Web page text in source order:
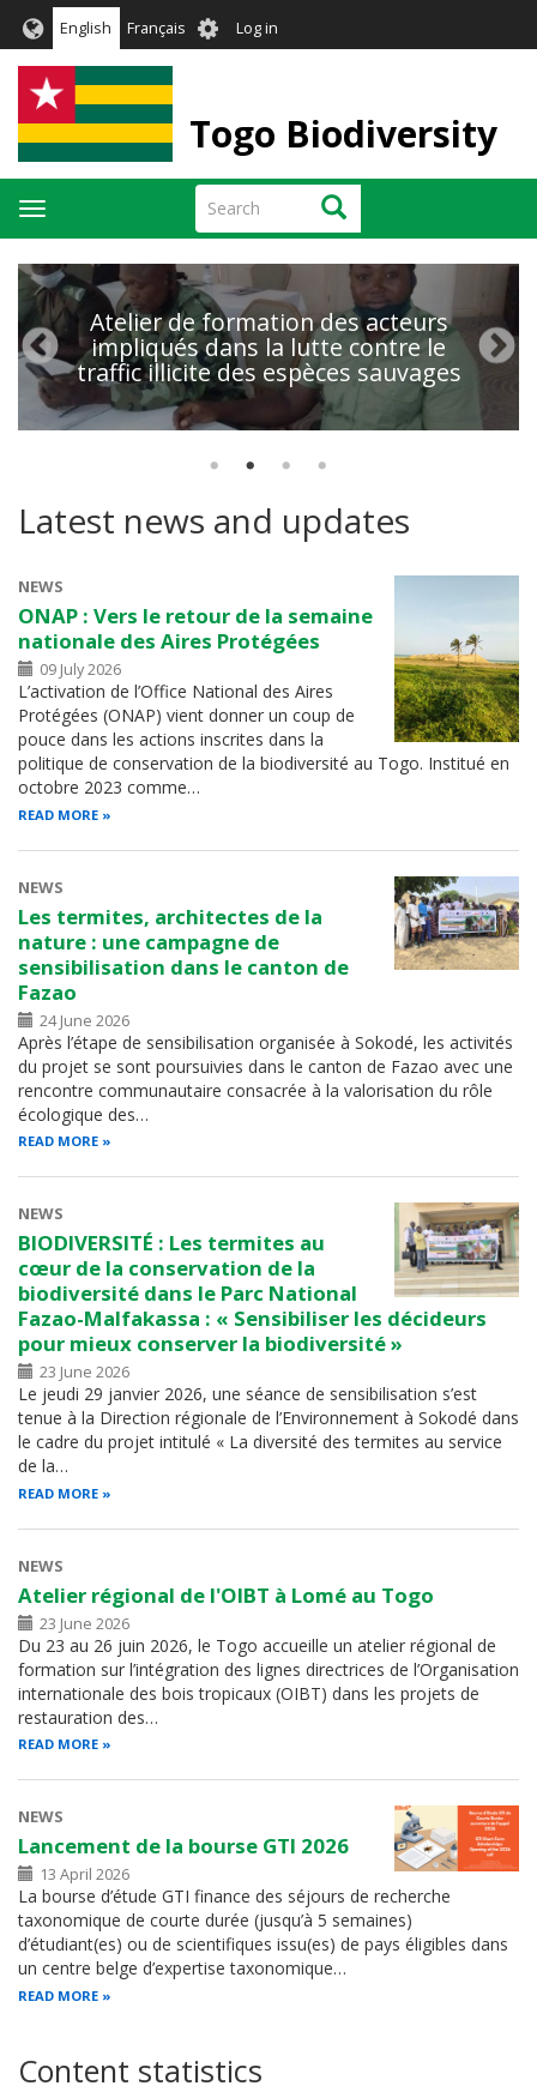
content
English Français User
account
Log in
Togo Biodiversity
Search Search
Toggle
navigation
Atelier de formation des acteurs
impliqués dans la lutte contre le
traffic illicite des espèces sauvages
Latest news and updates
NEWS
ONAP : Vers le retour de la semaine
nationale des Aires Protégées
09 July 2026
L’activation de l’Office National des Aires
Protégées (ONAP) vient donner un coup de
pouce dans les actions inscrites dans la
politique de conservation de la biodiversité au Togo. Institué en
octobre 2023 comme…
READ MORE
NEWS
Les termites, architectes de la
nature : une campagne de
sensibilisation dans le canton de
Fazao
24 June 2026
Après l’étape de sensibilisation organisée à Sokodé, les activités
du projet se sont poursuivies dans le canton de Fazao avec une
rencontre communautaire consacrée à la valorisation du rôle
écologique des…
READ MORE
NEWS
BIODIVERSITÉ : Les termites au
cœur de la conservation de la
biodiversité dans le Parc National
Fazao-Malfakassa : « Sensibiliser les décideurs
pour mieux conserver la biodiversité »
23 June 2026
Le jeudi 29 janvier 2026, une séance de sensibilisation s’est
tenue à la Direction régionale de l’Environnement à Sokodé dans
le cadre du projet intitulé « La diversité des termites au service
de la…
READ MORE
NEWS
Atelier régional de l'OIBT à Lomé au Togo
23 June 2026
Du 23 au 26 juin 2026, le Togo accueille un atelier régional de
formation sur l’intégration des lignes directrices de l’Organisation
internationale des bois tropicaux (OIBT) dans les projets de
restauration des…
READ MORE
NEWS
Lancement de la bourse GTI 2026
13 April 2026
La bourse d’étude GTI finance des séjours de recherche
taxonomique de courte durée (jusqu’à 5 semaines)
d’étudiant(es) ou de scientifiques issu(es) de pays éligibles dans
un centre belge d’expertise taxonomique…
READ MORE
Content statistics